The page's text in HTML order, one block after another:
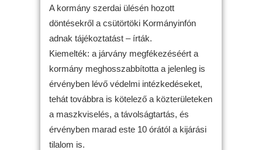
A kormány szerdai ülésén hozott
döntésekről a csütörtöki Kormányinfón
adnak tájékoztatást – írták.
Kiemelték: a járvány megfékezéséért a
kormány meghosszabbította a jelenleg is
érvényben lévő védelmi intézkedéseket,
tehát továbbra is kötelező a közterületeken
a maszkviselés, a távolságtartás, és
érvényben marad este 10 órától a kijárási
tilalom is.